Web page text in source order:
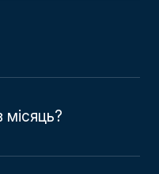
місяць?